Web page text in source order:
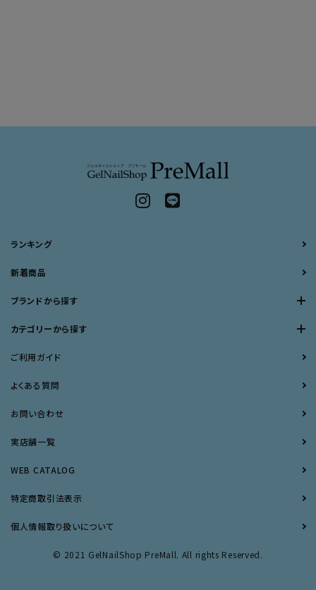
ランキング
新着商品
ブランドから探す
カテゴリーから探す
ご利用ガイド
よくある質問
お問い合わせ
実店舗一覧
WEB CATALOG
特定商取引法表示
個人情報取り扱いについて
© 2021 GelNailShop PreMall. All rights Reserved.